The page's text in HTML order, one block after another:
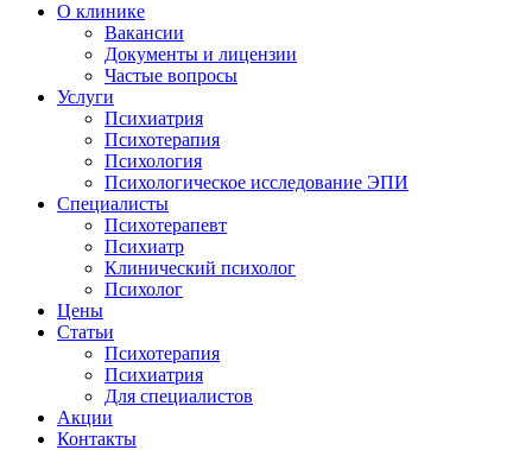
О клинике
Вакансии
Документы и лицензии
Частые вопросы
Услуги
Психиатрия
Психотерапия
Психология
Психологическое исследование ЭПИ
Специалисты
Психотерапевт
Психиатр
Клинический психолог
Психолог
Цены
Статьи
Психотерапия
Психиатрия
Для специалистов
Акции
Контакты